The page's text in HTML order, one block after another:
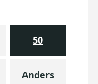
50
Anders